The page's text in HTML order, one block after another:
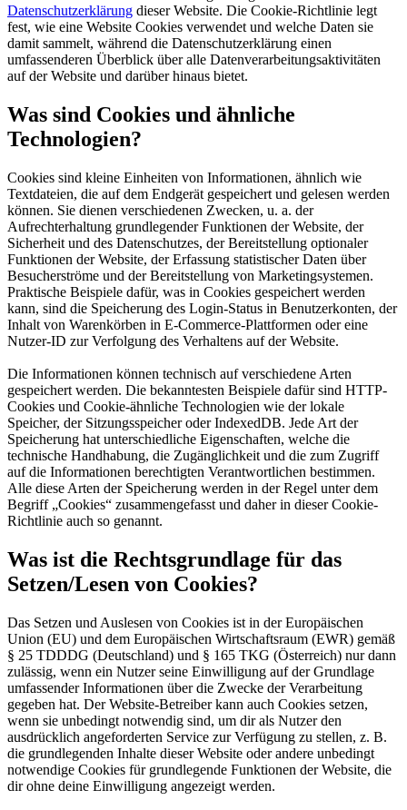
Datenschutzerklärung dieser Website. Die Cookie-Richtlinie legt
fest, wie eine Website Cookies verwendet und welche Daten sie
damit sammelt, während die Datenschutzerklärung einen
umfassenderen Überblick über alle Datenverarbeitungsaktivitäten
auf der Website und darüber hinaus bietet.
Was sind Cookies und ähnliche
Technologien?
Cookies sind kleine Einheiten von Informationen, ähnlich wie
Textdateien, die auf dem Endgerät gespeichert und gelesen werden
können. Sie dienen verschiedenen Zwecken, u. a. der
Aufrechterhaltung grundlegender Funktionen der Website, der
Sicherheit und des Datenschutzes, der Bereitstellung optionaler
Funktionen der Website, der Erfassung statistischer Daten über
Besucherströme und der Bereitstellung von Marketingsystemen.
Praktische Beispiele dafür, was in Cookies gespeichert werden
kann, sind die Speicherung des Login-Status in Benutzerkonten, der
Inhalt von Warenkörben in E-Commerce-Plattformen oder eine
Nutzer-ID zur Verfolgung des Verhaltens auf der Website.
Die Informationen können technisch auf verschiedene Arten
gespeichert werden. Die bekanntesten Beispiele dafür sind HTTP-
Cookies und Cookie-ähnliche Technologien wie der lokale
Speicher, der Sitzungsspeicher oder IndexedDB. Jede Art der
Speicherung hat unterschiedliche Eigenschaften, welche die
technische Handhabung, die Zugänglichkeit und die zum Zugriff
auf die Informationen berechtigten Verantwortlichen bestimmen.
Alle diese Arten der Speicherung werden in der Regel unter dem
Begriff „Cookies“ zusammengefasst und daher in dieser Cookie-
Richtlinie auch so genannt.
Was ist die Rechtsgrundlage für das
Setzen/Lesen von Cookies?
Das Setzen und Auslesen von Cookies ist in der Europäischen
Union (EU) und dem Europäischen Wirtschaftsraum (EWR) gemäß
§ 25 TDDDG (Deutschland) und § 165 TKG (Österreich) nur dann
zulässig, wenn ein Nutzer seine Einwilligung auf der Grundlage
umfassender Informationen über die Zwecke der Verarbeitung
gegeben hat. Der Website-Betreiber kann auch Cookies setzen,
wenn sie unbedingt notwendig sind, um dir als Nutzer den
ausdrücklich angeforderten Service zur Verfügung zu stellen, z. B.
die grundlegenden Inhalte dieser Website oder andere unbedingt
notwendige Cookies für grundlegende Funktionen der Website, die
dir ohne deine Einwilligung angezeigt werden.